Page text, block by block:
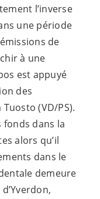
l’inverse
une période
de
à une
est appuyé
des
(VD/PS).
fonds dans la
alors qu’il
dans le
demeure